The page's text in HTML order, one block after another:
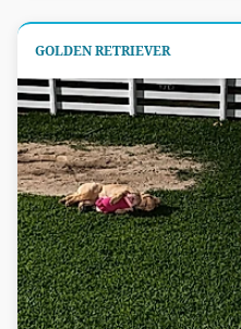
GOLDEN RETRIEVER